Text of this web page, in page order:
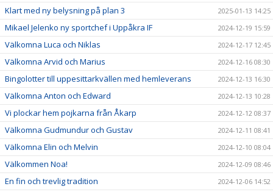
Klart med ny belysning på plan 3 2025-01-13 14:25
Mikael Jelenko ny sportchef i Uppåkra IF 2024-12-19 15:59
Välkomna Luca och Niklas 2024-12-17 12:45
Välkomna Arvid och Marius 2024-12-16 08:30
Bingolotter till uppesittarkvällen med hemleverans 2024-12-13 16:30
Välkomna Anton och Edward 2024-12-13 10:28
Vi plockar hem pojkarna från Åkarp 2024-12-12 08:37
Välkomna Gudmundur och Gustav 2024-12-11 08:41
Välkomna Elin och Melvin 2024-12-10 08:04
Välkommen Noa! 2024-12-09 08:46
En fin och trevlig tradition 2024-12-06 14:52